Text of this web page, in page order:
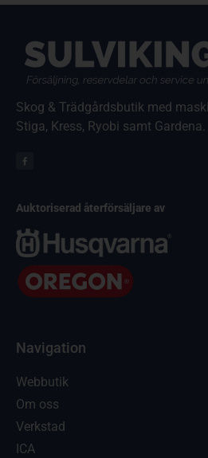
Skog & Trädgårdsbutik med
Stiga, Kress, Ryobi samt Gardena.
Auktoriserad återförsäljare av
Navigation
Webbutik
Om oss
Verkstad
ICA